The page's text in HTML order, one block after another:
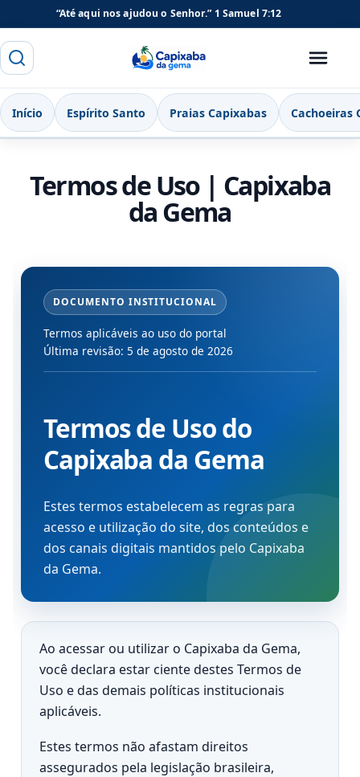
“Até aqui nos ajudou o Senhor.” 1 Samuel 7:12
Buscar Capixaba da Gema
Menu
Início Espírito Santo Praias Capixabas Cachoeiras
Termos de Uso | Capixaba
da Gema
DOCUMENTO INSTITUCIONAL
Termos aplicáveis ao uso do portal
Última revisão: 5 de agosto de 2026
Termos de Uso do
Capixaba da Gema
Estes termos estabelecem as regras para
acesso e utilização do site, dos conteúdos e
dos canais digitais mantidos pelo Capixaba
da Gema.
Ao acessar ou utilizar o Capixaba da Gema,
você declara estar ciente destes Termos de
Uso e das demais políticas institucionais
aplicáveis.
Estes termos não afastam direitos
assegurados pela legislação brasileira,